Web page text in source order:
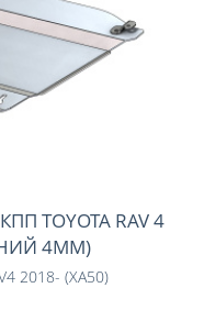
TOYOTA RAV 4
4ММ)
2018- (XA50)